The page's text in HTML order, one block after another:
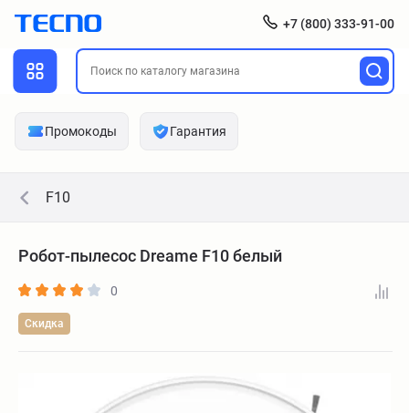
+7 (800) 333-91-00
Промокоды Гарантия
F10
Робот-пылесос Dreame F10 белый
0
Скидка